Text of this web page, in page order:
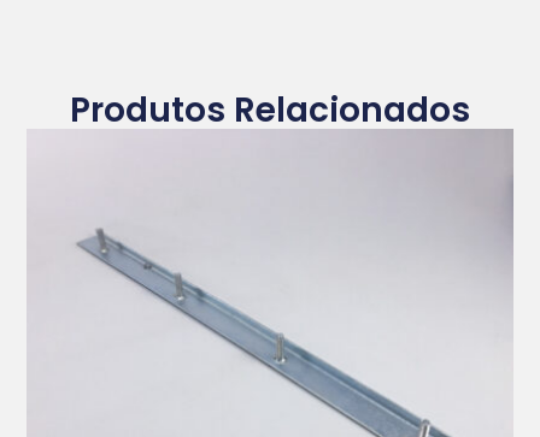
Produtos Relacionados